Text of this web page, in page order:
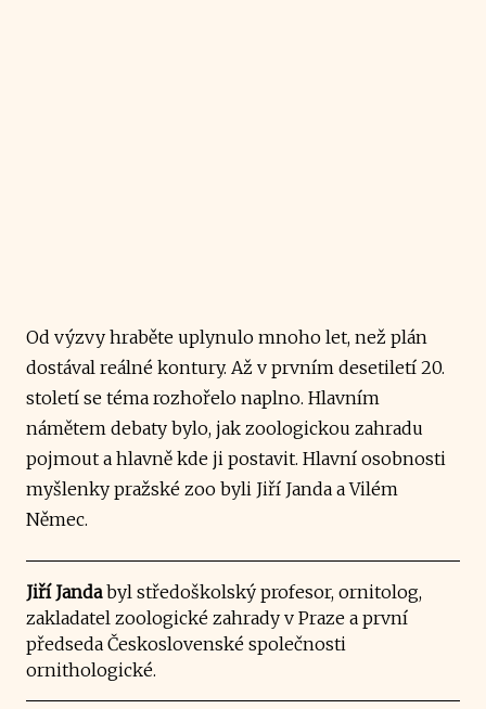
Od výzvy hraběte uplynulo mnoho let, než plán
dostával reálné kontury. Až v prvním desetiletí 20.
století se téma rozhořelo naplno. Hlavním
námětem debaty bylo, jak zoologickou zahradu
pojmout a hlavně kde ji postavit. Hlavní osobnosti
myšlenky pražské zoo byli Jiří Janda a Vilém
Němec.
Jiří Jandabyl středoškolský profesor, ornitolog,
zakladatel zoologické zahrady v Praze a první
předseda Československé společnosti
ornithologické.